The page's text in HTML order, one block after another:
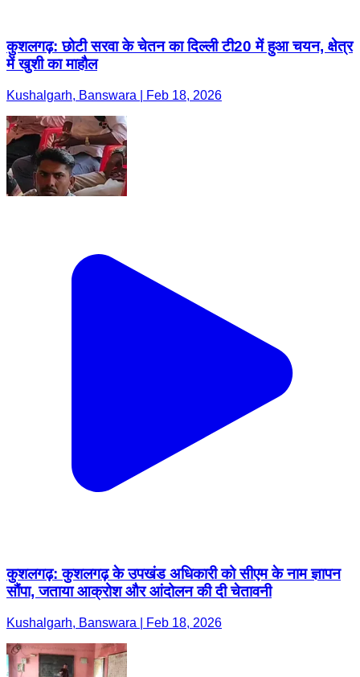
कुशलगढ़: छोटी सरवा के चेतन का दिल्ली टी20 में हुआ चयन, क्षेत्र
में खुशी का माहौल
Kushalgarh, Banswara | Feb 18, 2026
कुशलगढ़: कुशलगढ़ के उपखंड अधिकारी को सीएम के नाम ज्ञापन
सौंपा, जताया आक्रोश और आंदोलन की दी चेतावनी
Kushalgarh, Banswara | Feb 18, 2026